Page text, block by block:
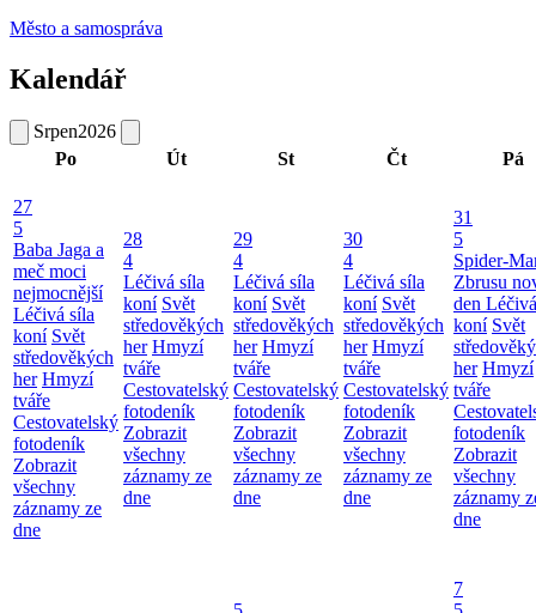
Město a samospráva
Kalendář
Srpen2026
Po
Út St Čt Pá
27
5
Baba Jaga a
meč moci
nejmocnější
Léčivá síla
koní Svět
středověkých
her Hmyzí
tváře
Cestovatelský
fotodeník
Zobrazit
všechny
záznamy ze
dne
28
4
Léčivá síla
koní Svět
středověkých
her Hmyzí
tváře
Cestovatelský
fotodeník
Zobrazit
všechny
záznamy ze
dne
29
4
Léčivá síla
koní Svět
středověkých
her Hmyzí
tváře
Cestovatelský
fotodeník
Zobrazit
všechny
záznamy ze
dne
30
4
Léčivá síla
koní Svět
středověkých
her Hmyzí
tváře
Cestovatelský
fotodeník
Zobrazit
všechny
záznamy ze
dne
31
5
Spider-
Zbrusu
den
koní Svět
her Hmyzí
tváře
fotodeník
Zobrazit
všechny
záznamy
dne
7